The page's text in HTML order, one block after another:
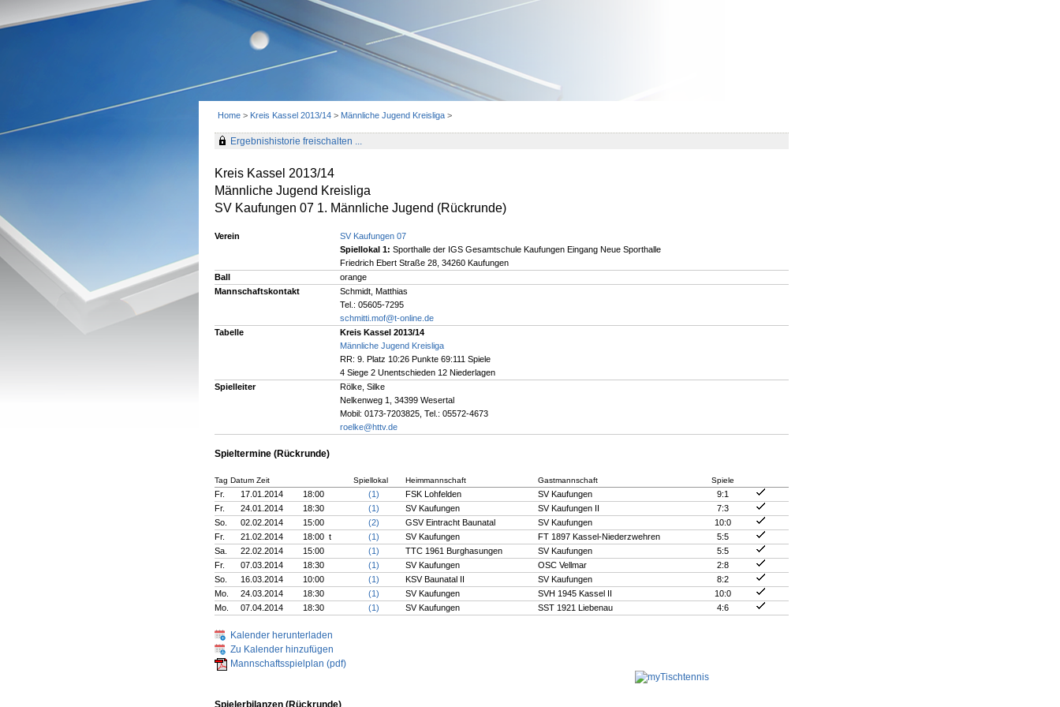
Home > Kreis Kassel 2013/14 > Männliche Jugend Kreisliga >
Ergebnishistorie freischalten ...
Kreis Kassel 2013/14
Männliche Jugend Kreisliga
SV Kaufungen 07 1. Männliche Jugend (Rückrunde)
Verein
SV Kaufungen 07
Spiellokal 1: Sporthalle der IGS Gesamtschule Kaufungen Eingang Neue Sporthalle
Friedrich Ebert Straße 28, 34260 Kaufungen
Ball
orange
Mannschaftskontakt
Schmidt, Matthias
Tel.: 05605-7295
schmitti.mof@t-online.de
Tabelle
Kreis Kassel 2013/14
Männliche Jugend Kreisliga
RR: 9. Platz 10:26 Punkte 69:111 Spiele
4 Siege 2 Unentschieden 12 Niederlagen
Spielleiter
Rölke, Silke
Nelkenweg 1, 34399 Wesertal
Mobil: 0173-7203825, Tel.: 05572-4673
roelke@httv.de
Spieltermine (Rückrunde)
Tag Datum Zeit Spiellokal Heimmannschaft Gastmannschaft Spiele
Fr. 17.01.2014 18:00 (1) FSK Lohfelden SV Kaufungen
9:1
Fr.
24.01.2014 18:30 (1) SV Kaufungen SV Kaufungen II
7:3
So.
02.02.2014 15:00 (2) GSV Eintracht Baunatal SV Kaufungen
10:0
Fr.
21.02.2014 18:00 t (1) SV Kaufungen FT 1897 Kassel-Niederzwehren
5:5
Sa.
22.02.2014 15:00 (1) TTC 1961 Burghasungen SV Kaufungen
5:5
Fr.
07.03.2014 18:30 (1) SV Kaufungen OSC Vellmar
2:8
So.
16.03.2014 10:00 (1) KSV Baunatal II SV Kaufungen
8:2
Mo.
24.03.2014 18:30 (1) SV Kaufungen SVH 1945 Kassel II
10:0
Mo.
07.04.2014 18:30 (1) SV Kaufungen SST 1921 Liebenau 4:6
Kalender herunterladen
Zu Kalender hinzufügen
Mannschaftsspielplan (pdf)
Spielerbilanzen (Rückrunde)